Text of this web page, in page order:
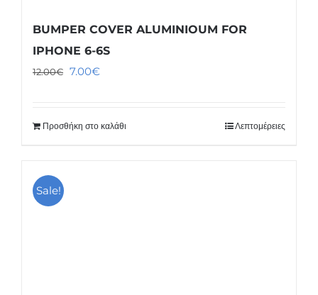
BUMPER COVER ALUMINIOUM FOR
IPHONE 6-6S
12.00€ Original
12.00€.
7.00€Η
είναι:
Προσθήκη στο καλάθι Λεπτομέρειες
Sale!